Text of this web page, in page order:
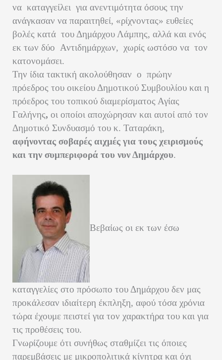
να καταγγείλει για ανεντιμότητα όσους την
ανάγκασαν να παραιτηθεί, «ρίχνοντας» ευθείες
βολές κατά του Δημάρχου Λάμπης, αλλά και ενός
εκ των δύο Αντιδημάρχων, χωρίς ωστόσο να τον
κατονομάσει.
Την ίδια τακτική ακολούθησαν ο πρώην
πρόεδρος του οικείου Δημοτικού Συμβουλίου και η
πρόεδρος του τοπικού διαμερίσματος Αγίας
Γαλήνης, οι οποίοι αποχώρησαν και αυτοί από τον
Δημοτικό Συνδυασμό του κ. Ταταράκη,
αφήνοντας σοβαρές αιχμές για τους χειρισμούς
και την συμπεριφορά του νυν Δημάρχου.
Βεβαίως οι εκ των έσω
καταγγελίες στο πρόσωπο του Δημάρχου δεν μας
προκάλεσαν ιδιαίτερη έκπληξη, αφού τόσα χρόνια
τώρα έχουμε πειστεί για τον χαρακτήρα του και για
τις προθέσεις του.
Γνωρίζουμε ότι συνήθως σταθμίζει τις όποιες
παρεμβάσεις με μικροπολιτικά κίνητρα και όχι